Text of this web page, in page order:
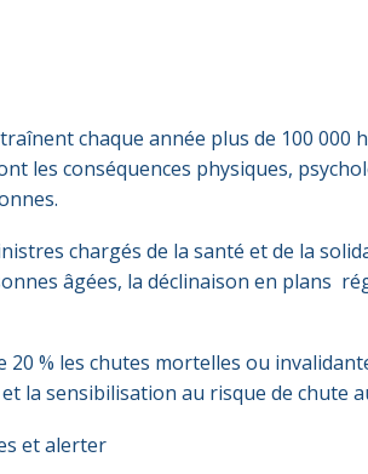
chaque année plus de 100 000
les conséquences physiques,
chargés de la santé et de la
âgées, la déclinaison en plans
% les chutes mortelles ou
la sensibilisation au risque de chute
et alerter